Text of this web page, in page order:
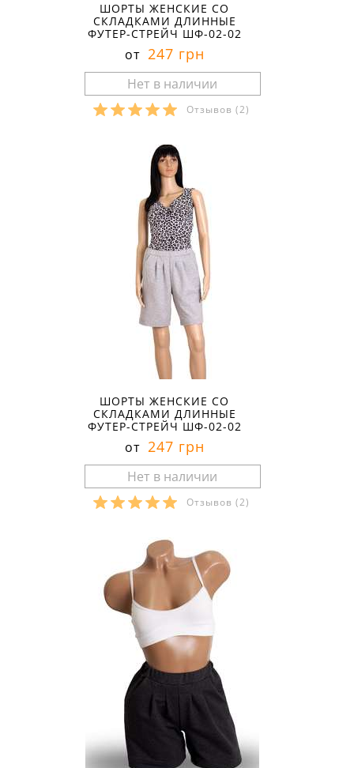
ШОРТЫ ЖЕНСКИЕ СО
СКЛАДКАМИ ДЛИННЫЕ
ФУТЕР-СТРЕЙЧ ШФ-02-02
от 247 грн
Отзывов (2)
ШОРТЫ ЖЕНСКИЕ СО
СКЛАДКАМИ ДЛИННЫЕ
ФУТЕР-СТРЕЙЧ ШФ-02-02
от 247 грн
Отзывов (2)